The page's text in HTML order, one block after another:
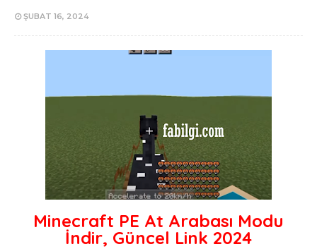
ŞUBAT 16, 2024
Minecraft PE At Arabası Modu
İndir, Güncel Link 2024